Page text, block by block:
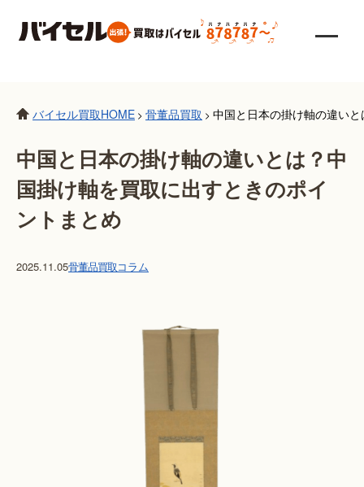
バイセル買取HOME > 骨董品買取 > 中国と日本の掛け軸の違い
中国と日本の掛け軸の違いとは？中
国掛け軸を買取に出すときのポイ
ントまとめ
2025.11.05骨董品買取コラム